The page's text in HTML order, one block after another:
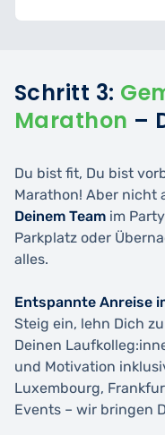
Schritt 3:
Marathon –
Du bist fit, Du bist
Marathon! Aber nicht
Deinem Team im
Parkplatz oder
alles.
Entspannte Anreise
Steig ein, lehn Dich
Deinen
und Motivation
Luxembourg,
Events – wir bringen